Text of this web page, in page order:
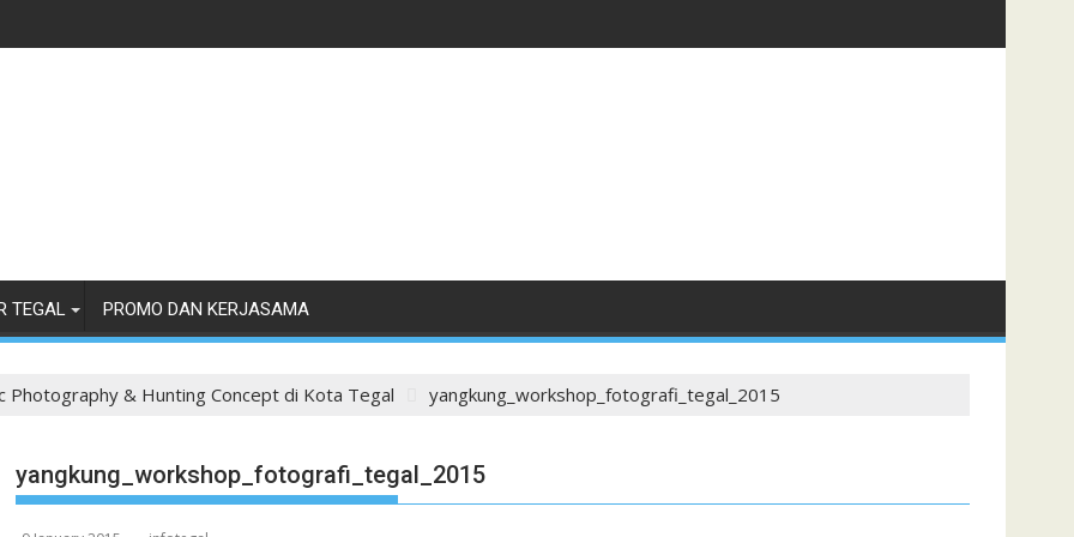
TEGAL PROMO DAN KERJASAMA
Photography & Hunting Concept di Kota Tegal yangkung_workshop_fotografi_tegal_2015
yangkung_workshop_fotografi_tegal_2015